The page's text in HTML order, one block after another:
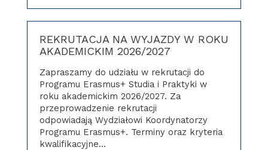
REKRUTACJA NA WYJAZDY W ROKU
AKADEMICKIM 2026/2027
Zapraszamy do udziału w rekrutacji do
Programu Erasmus+ Studia i Praktyki w
roku akademickim 2026/2027. Za
przeprowadzenie rekrutacji
odpowiadają Wydziałowi Koordynatorzy
Programu Erasmus+. Terminy oraz kryteria
kwalifikacyjne…